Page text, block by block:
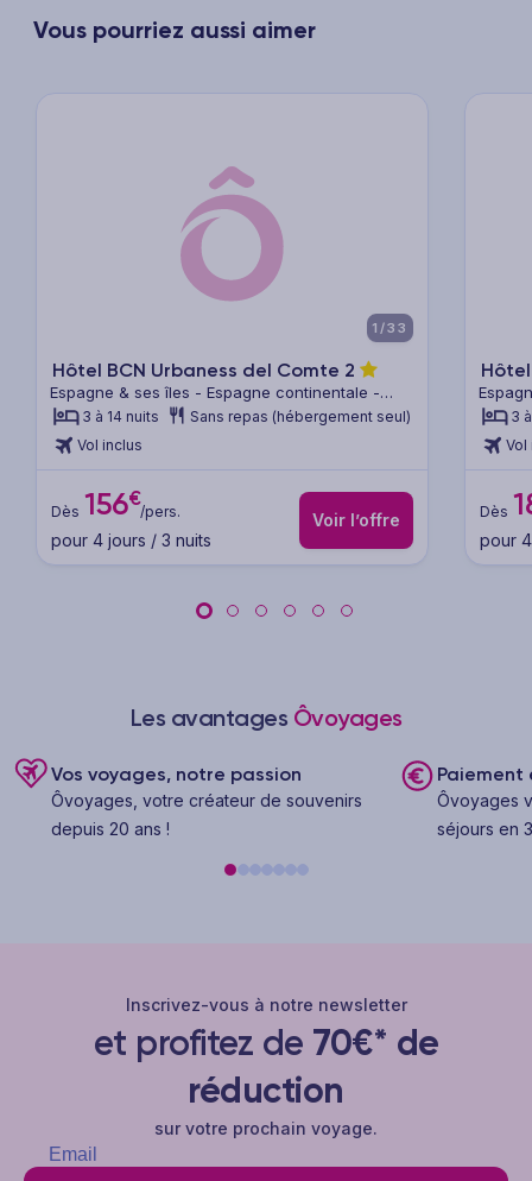
Vous pourriez aussi aimer
1/33
Hôtel BCN Urbaness del Comte 2
Espagne & ses îles - Espagne continentale -
Barcelone & sa région
3 à 14 nuits
Sans repas (hébergement seul)
Vol inclus
Dès 156€
/pers.
pour 4 jours / 3 nuits
Voir l’offre
3
Vol
Dès
pour
Les avantages Ôvoyages
Vos voyages, notre passion
Ôvoyages, votre créateur de souvenirs
depuis 20 ans !
Paiement
Ôvoyages
séjours en
Inscrivez-vous à notre newsletter
et profitez de 70€* de
réduction
sur votre prochain voyage.